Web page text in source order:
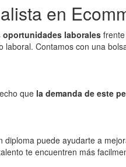
en
laborales
Contamos con una
que la demanda de este
puede ayudarte a
te encuentren más